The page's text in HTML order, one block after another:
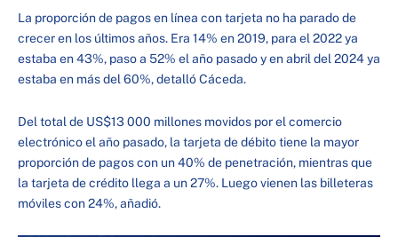
La proporción de pagos en línea con tarjeta no ha parado de
crecer en los últimos años. Era 14% en 2019, para el 2022 ya
estaba en 43%, paso a 52% el año pasado y en abril del 2024 ya
estaba en más del 60%, detalló Cáceda.
Del total de US$13 000 millones movidos por el comercio
electrónico el año pasado, la tarjeta de débito tiene la mayor
proporción de pagos con un 40% de penetración, mientras que
la tarjeta de crédito llega a un 27%. Luego vienen las billeteras
móviles con 24%, añadió.